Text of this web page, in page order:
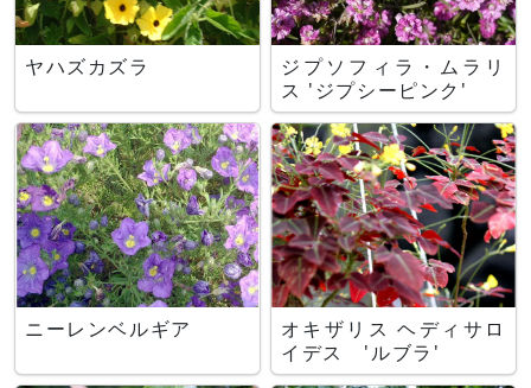
ヤハズカズラ
ジプソフィラ・ムラリ
ス 'ジプシーピンク'
ニーレンベルギア
オキザリス ヘディサロ
イデス 'ルブラ'